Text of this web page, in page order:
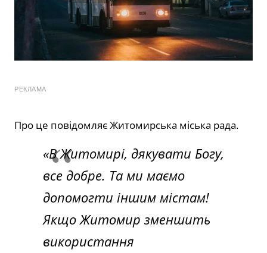
РЕКЛАМА
Про це повідомляє Житомирська міська рада.
«В Житомирі, дякувати Богу,
все добре. Та ми маємо
допомогти іншим містам!
Якщо Житомир зменшить
використання